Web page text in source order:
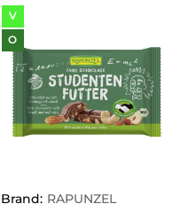
V
O
Brand: RAPUNZEL